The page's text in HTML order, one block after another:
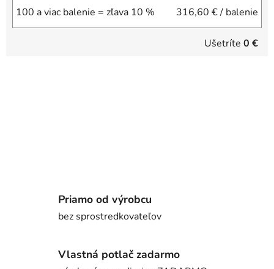
100 a viac balenie = zľava 10 % 316,60 €/ balenie
Ušetríte 0 €
Priamo od výrobcu
bez sprostredkovateľov
Vlastná potlač zadarmo